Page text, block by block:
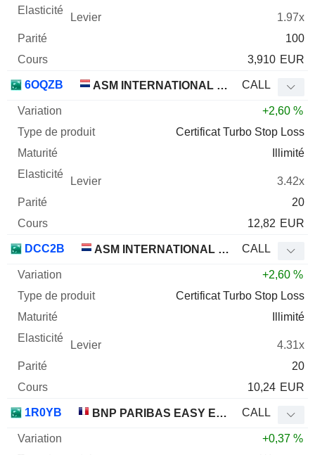
1.97x
100
3,910 EUR
6OQZB ASM INTERNATIONAL N.V. CALL
+2,60 %
Certificat Turbo Stop Loss
Illimité
3.42x
20
12,82 EUR
DCC2B ASM INTERNATIONAL N.V. CALL
+2,60 %
Certificat Turbo Stop Loss
Illimité
4.31x
20
10,24 EUR
1R0YB BNP PARIBAS EASY EURO STOXX 50 UCITS ETF - C - EUR CALL
+0,37 %